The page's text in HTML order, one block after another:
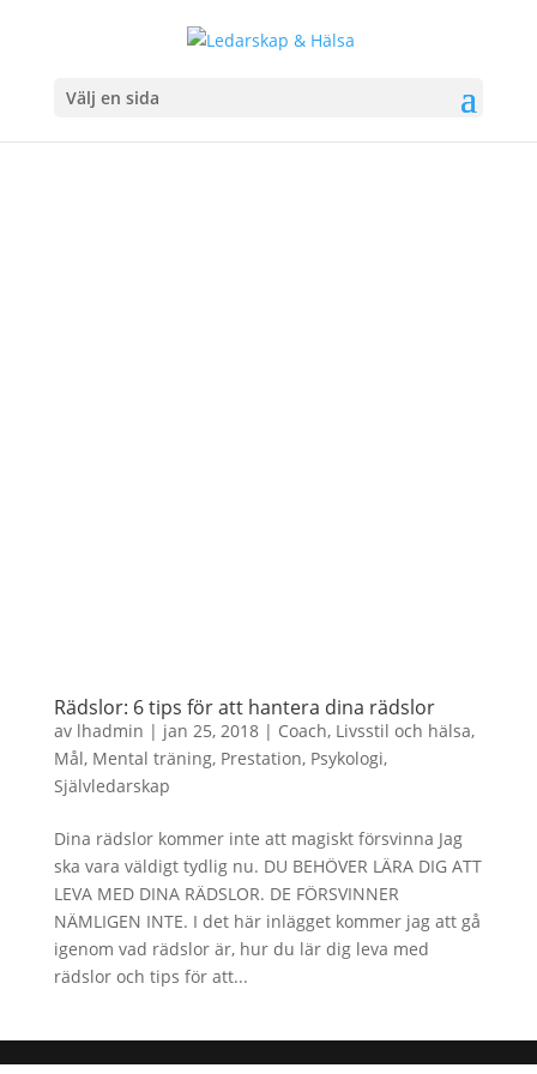
Välj en sida
Rädslor: 6 tips för att hantera dina rädslor
av lhadmin | jan 25, 2018| Coach, Livsstil och hälsa,
Mål, Mental träning, Prestation, Psykologi,
Självledarskap
Dina rädslor kommer inte att magiskt försvinna Jag
ska vara väldigt tydlig nu. DU BEHÖVER LÄRA DIG ATT
LEVA MED DINA RÄDSLOR. DE FÖRSVINNER
NÄMLIGEN INTE. I det här inlägget kommer jag att gå
igenom vad rädslor är, hur du lär dig leva med
rädslor och tips för att...